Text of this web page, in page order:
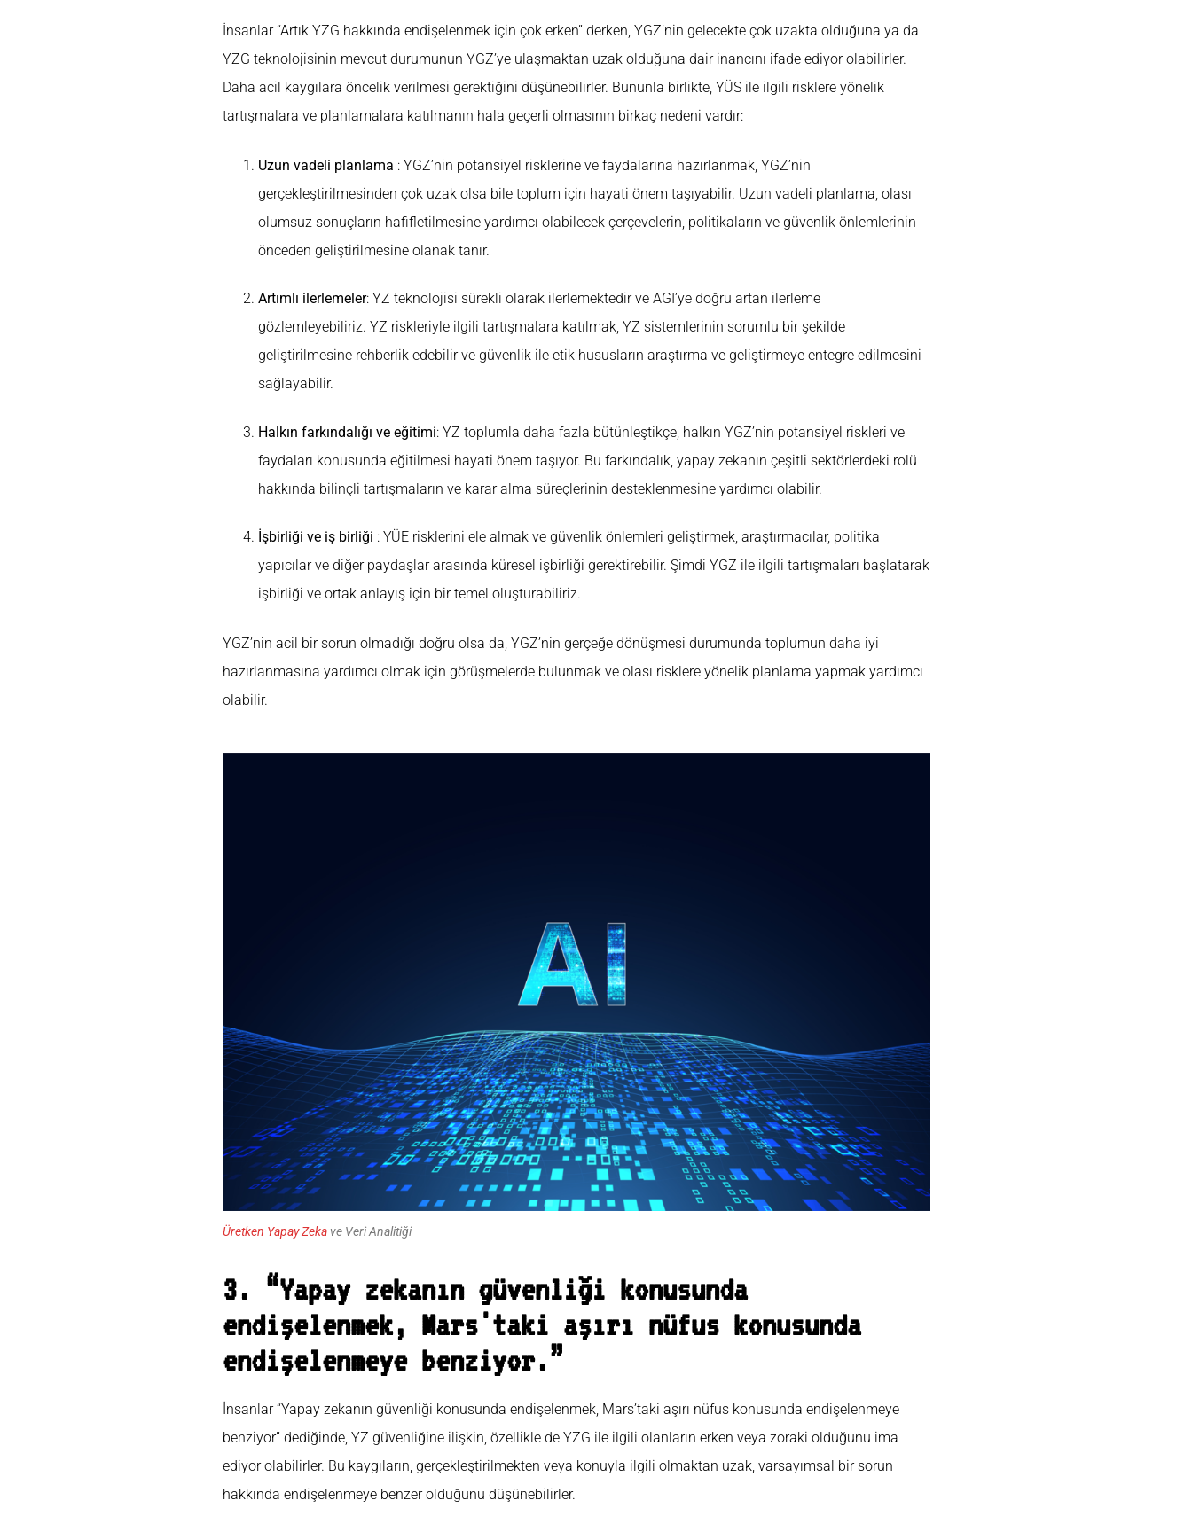
İnsanlar “Artık YZG hakkında endişelenmek için çok erken” derken, YGZ’nin gelecekte çok uzakta olduğuna ya da
YZG teknolojisinin mevcut durumunun YGZ’ye ulaşmaktan uzak olduğuna dair inancını ifade ediyor olabilirler.
Daha acil kaygılara öncelik verilmesi gerektiğini düşünebilirler. Bununla birlikte, YÜS ile ilgili risklere yönelik
tartışmalara ve planlamalara katılmanın hala geçerli olmasının birkaç nedeni vardır:
Uzun vadeli planlama : YGZ’nin potansiyel risklerine ve faydalarına hazırlanmak, YGZ’nin
gerçekleştirilmesinden çok uzak olsa bile toplum için hayati önem taşıyabilir. Uzun vadeli planlama, olası
olumsuz sonuçların hafifletilmesine yardımcı olabilecek çerçevelerin, politikaların ve güvenlik önlemlerinin
önceden geliştirilmesine olanak tanır.
Artımlı ilerlemeler: YZ teknolojisi sürekli olarak ilerlemektedir ve AGI’ye doğru artan ilerleme
gözlemleyebiliriz. YZ riskleriyle ilgili tartışmalara katılmak, YZ sistemlerinin sorumlu bir şekilde
geliştirilmesine rehberlik edebilir ve güvenlik ile etik hususların araştırma ve geliştirmeye entegre edilmesini
sağlayabilir.
Halkın farkındalığı ve eğitimi: YZ toplumla daha fazla bütünleştikçe, halkın YGZ’nin potansiyel riskleri ve
faydaları konusunda eğitilmesi hayati önem taşıyor. Bu farkındalık, yapay zekanın çeşitli sektörlerdeki rolü
hakkında bilinçli tartışmaların ve karar alma süreçlerinin desteklenmesine yardımcı olabilir.
İşbirliği ve iş birliği : YÜE risklerini ele almak ve güvenlik önlemleri geliştirmek, araştırmacılar, politika
yapıcılar ve diğer paydaşlar arasında küresel işbirliği gerektirebilir. Şimdi YGZ ile ilgili tartışmaları başlatarak
işbirliği ve ortak anlayış için bir temel oluşturabiliriz.
YGZ’nin acil bir sorun olmadığı doğru olsa da, YGZ’nin gerçeğe dönüşmesi durumunda toplumun daha iyi
hazırlanmasına yardımcı olmak için görüşmelerde bulunmak ve olası risklere yönelik planlama yapmak yardımcı
olabilir.
Üretken Yapay Zeka ve Veri Analitiği
3. “Yapay zekanın güvenliği konusunda
endişelenmek, Mars'taki aşırı nüfus konusunda
endişelenmeye benziyor.”
İnsanlar “Yapay zekanın güvenliği konusunda endişelenmek, Mars’taki aşırı nüfus konusunda endişelenmeye
benziyor” dediğinde, YZ güvenliğine ilişkin, özellikle de YZG ile ilgili olanların erken veya zoraki olduğunu ima
ediyor olabilirler. Bu kaygıların, gerçekleştirilmekten veya konuyla ilgili olmaktan uzak, varsayımsal bir sorun
hakkında endişelenmeye benzer olduğunu düşünebilirler.